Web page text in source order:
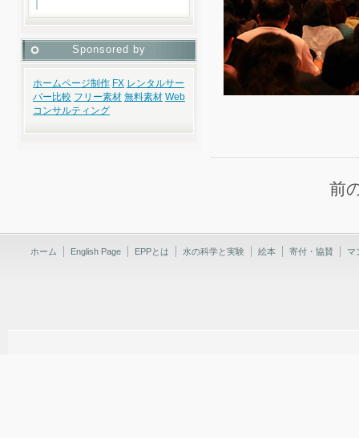
前
Sponsored by
ホームページ制作 FX レンタルサー
バー比較 フリー素材 無料素材 Web
コンサルティング
ホーム English Page EPPとは 水の科学と実験 絵本 寄付・協賛 マ